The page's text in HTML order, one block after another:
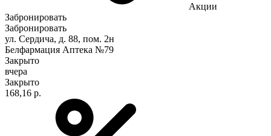
Акции
Забронировать
Забронировать
ул. Сердича, д. 88, пом. 2н
Белфармация Аптека №79
Закрыто
вчера
Закрыто
168,16 р.